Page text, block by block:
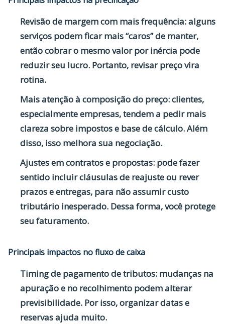
Revisão de margem com mais frequência:alguns
serviços podem ficar mais “caros” de manter,
então cobrar o mesmo valor por inércia pode
reduzir seu lucro. Portanto, revisar preço vira
rotina.
Mais atenção à composição do preço:clientes,
especialmente empresas, tendem a pedir mais
clareza sobre impostos e base de cálculo. Além
disso, isso melhora sua negociação.
Ajustes em contratos e propostas: pode fazer
sentido incluir cláusulas de reajuste ou rever
prazos e entregas, para não assumir custo
tributário inesperado. Dessa forma, você protege
seu faturamento.
Principais impactos no fluxo de caixa
Timing de pagamento de tributos: mudanças na
apuração e no recolhimento podem alterar
previsibilidade. Por isso, organizar datas e
reservas ajuda muito.